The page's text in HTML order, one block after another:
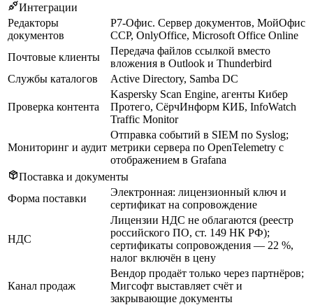
Интеграции
Редакторы
документов
Р7-Офис. Сервер документов, МойОфис
ССР, OnlyOffice, Microsoft Office Online
Почтовые клиенты
Передача файлов ссылкой вместо
вложения в Outlook и Thunderbird
Службы каталогов
Active Directory, Samba DC
Проверка контента
Kaspersky Scan Engine, агенты Кибер
Протего, СёрчИнформ КИБ, InfoWatch
Traffic Monitor
Мониторинг и аудит
Отправка событий в SIEM по Syslog;
метрики сервера по OpenTelemetry с
отображением в Grafana
Поставка и документы
Форма поставки
Электронная: лицензионный ключ и
сертификат на сопровождение
НДС
Лицензии НДС не облагаются (реестр
российского ПО, ст. 149 НК РФ);
сертификаты сопровождения — 22 %,
налог включён в цену
Канал продаж
Вендор продаёт только через партнёров;
Мигсофт выставляет счёт и
закрывающие документы